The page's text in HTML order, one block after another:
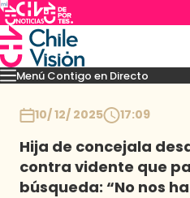
Menú Contigo en Directo
Momentos
10/ 12/ 2025 17:09
Hija de concejala
contra vidente que
búsqueda: “No nos
Imperdibles